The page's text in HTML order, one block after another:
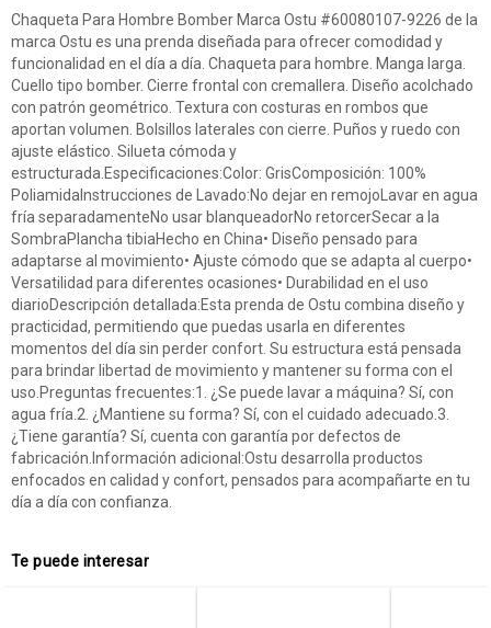
Chaqueta Para Hombre Bomber Marca Ostu #60080107-9226 de la
marca Ostu es una prenda diseñada para ofrecer comodidad y
funcionalidad en el día a día. Chaqueta para hombre. Manga larga.
Cuello tipo bomber. Cierre frontal con cremallera. Diseño acolchado
con patrón geométrico. Textura con costuras en rombos que
aportan volumen. Bolsillos laterales con cierre. Puños y ruedo con
ajuste elástico. Silueta cómoda y
estructurada.Especificaciones:Color: GrisComposición: 100%
PoliamidaInstrucciones de Lavado:No dejar en remojoLavar en agua
fría separadamenteNo usar blanqueadorNo retorcerSecar a la
SombraPlancha tibiaHecho en China• Diseño pensado para
adaptarse al movimiento• Ajuste cómodo que se adapta al cuerpo•
Versatilidad para diferentes ocasiones• Durabilidad en el uso
diarioDescripción detallada:Esta prenda de Ostu combina diseño y
practicidad, permitiendo que puedas usarla en diferentes
momentos del día sin perder confort. Su estructura está pensada
para brindar libertad de movimiento y mantener su forma con el
uso.Preguntas frecuentes:1. ¿Se puede lavar a máquina? Sí, con
agua fría.2. ¿Mantiene su forma? Sí, con el cuidado adecuado.3.
¿Tiene garantía? Sí, cuenta con garantía por defectos de
fabricación.Información adicional:Ostu desarrolla productos
enfocados en calidad y confort, pensados para acompañarte en tu
día a día con confianza.
Te puede interesar